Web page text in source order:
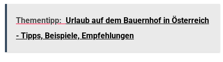
Thementipp: Urlaub auf dem Bauernhof in Österreich
- Tipps, Beispiele, Empfehlungen